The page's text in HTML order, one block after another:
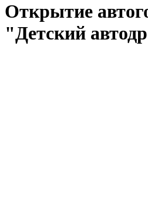
Открытие
"Детский